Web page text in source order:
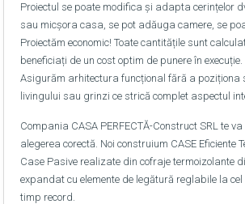
Proiectul se poate modifica și adapta cerințelor
sau micșora casa, se pot adăuga camere, se
Proiectăm economic! Toate cantitățile sunt
beneficiați de un cost optim de punere în execuție.
Asigurăm arhitectura funcțional fără a poziționa
livingului sau grinzi ce strică complet aspectul
Compania CASA PERFECTĂ-Construct SRL te
alegerea corectă. Noi construium CASE Eficiente
Case Pasive realizate din cofraje termoizolante
expandat cu elemente de legătură reglabile la
timp record.